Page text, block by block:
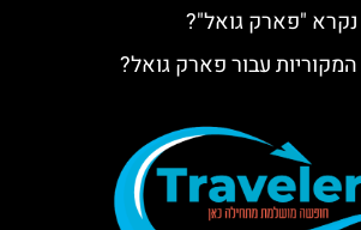
"פארק גואל"?
המקוריות עבור פארק גואל?